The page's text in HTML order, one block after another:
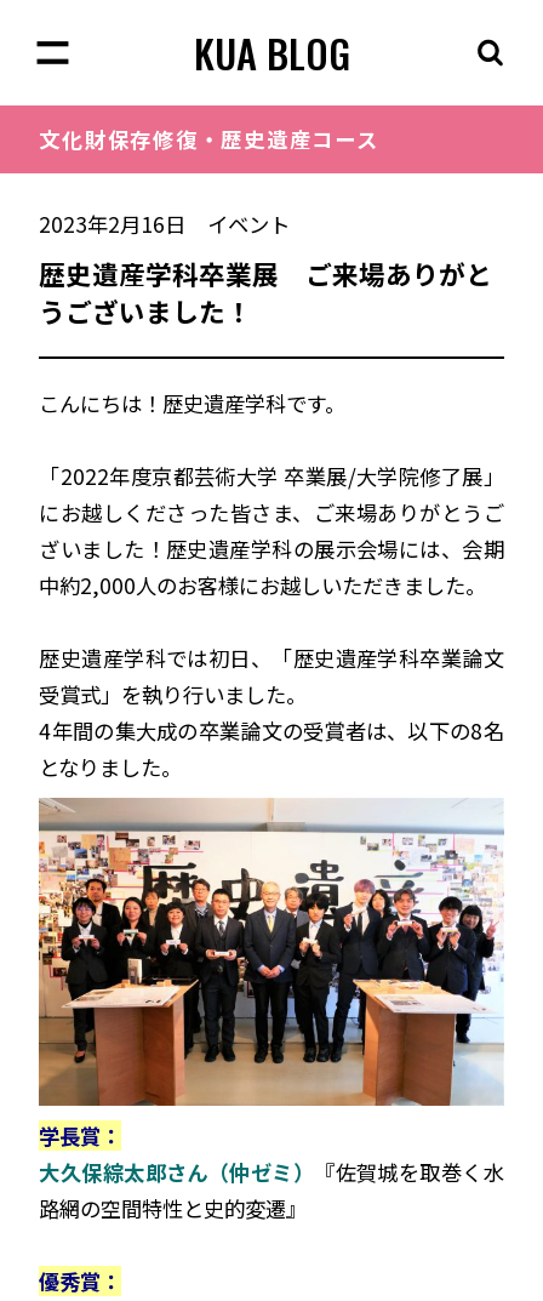
KUA BLOG
文化財保存修復・歴史遺産コース
2023年2月16日 イベント
歴史遺産学科卒業展 ご来場ありがと
うございました！
こんにちは！歴史遺産学科です。
「2022年度京都芸術大学 卒業展/大学院修了展」
にお越しくださった皆さま、ご来場ありがとうご
ざいました！歴史遺産学科の展示会場には、会期
中約2,000人のお客様にお越しいただきました。
歴史遺産学科では初日、「歴史遺産学科卒業論文
受賞式」を執り行いました。
4年間の集大成の卒業論文の受賞者は、以下の8名
となりました。
学長賞：
大久保綜太郎さん（仲ゼミ）
『佐賀城を取巻く水
路網の空間特性と史的変遷』
優秀賞：